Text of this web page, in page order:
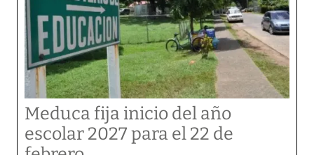
Meduca fija inicio del año
escolar 2027 para el 22 de